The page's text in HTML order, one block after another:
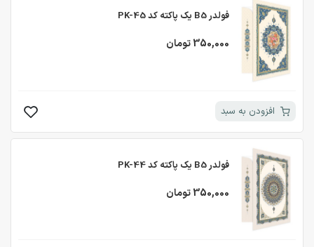
فولدر B5 یک پاکته کد PK-45
350,000 تومان
افزودن به سبد
فولدر B5 یک پاکته کد PK-44
350,000 تومان